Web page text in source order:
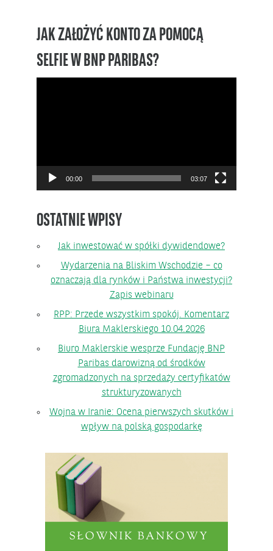
JAK ZAŁOŻYĆ KONTO ZA POMOCĄ
SELFIE W BNP PARIBAS?
00:00 03:07
OSTATNIE WPISY
Jak inwestować w spółki dywidendowe?
Wydarzenia na Bliskim Wschodzie – co
oznaczają dla rynków i Państwa inwestycji?
Zapis webinaru
RPP: Przede wszystkim spokój. Komentarz
Biura Maklerskiego 10.04.2026
Biuro Maklerskie wesprze Fundację BNP
Paribas darowizną od środków
zgromadzonych na sprzedaży certyfikatów
strukturyzowanych
Wojna w Iranie: Ocena pierwszych skutków i
wpływ na polską gospodarkę